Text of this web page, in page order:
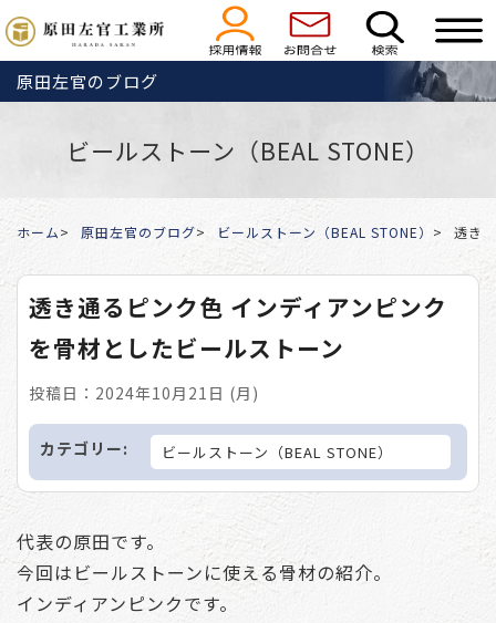
原田左官のブログ
ビールストーン（BEAL STONE）
ホーム 原田左官のブログ ビールストーン（BEAL STONE） 透き
透き通るピンク色 インディアンピンク
を骨材としたビールストーン
投稿日：2024年10月21日 (月)
カテゴリー: ビールストーン（BEAL STONE）
代表の原田です。
今回はビールストーンに使える骨材の紹介。
インディアンピンクです。